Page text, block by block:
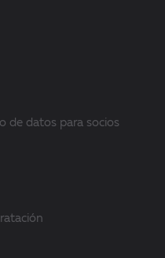
de datos para socios